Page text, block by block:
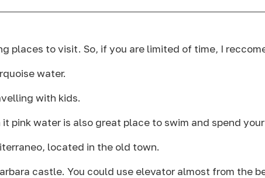
places to visit. So, if you are limited of time, I
water.
with kids.
pink water is also great place to swim and spend
located in the old town.
castle. You could use elevator almost from the